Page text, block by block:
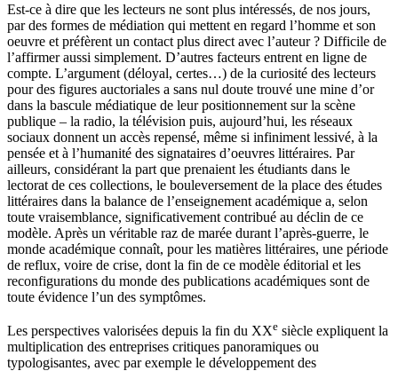
Est-ce à dire que les lecteurs ne sont plus intéressés, de nos jours,
par des formes de médiation qui mettent en regard l’homme et son
oeuvre et préfèrent un contact plus direct avec l’auteur ? Difficile de
l’affirmer aussi simplement. D’autres facteurs entrent en ligne de
compte. L’argument (déloyal, certes…) de la curiosité des lecteurs
pour des figures auctoriales a sans nul doute trouvé une mine d’or
dans la bascule médiatique de leur positionnement sur la scène
publique – la radio, la télévision puis, aujourd’hui, les réseaux
sociaux donnent un accès repensé, même si infiniment lessivé, à la
pensée et à l’humanité des signataires d’oeuvres littéraires. Par
ailleurs, considérant la part que prenaient les étudiants dans le
lectorat de ces collections, le bouleversement de la place des études
littéraires dans la balance de l’enseignement académique a, selon
toute vraisemblance, significativement contribué au déclin de ce
modèle. Après un véritable raz de marée durant l’après-guerre, le
monde académique connaît, pour les matières littéraires, une période
de reflux, voire de crise, dont la fin de ce modèle éditorial et les
reconfigurations du monde des publications académiques sont de
toute évidence l’un des symptômes.
Les perspectives valorisées depuis la fin du XXe siècle expliquent la
multiplication des entreprises critiques panoramiques ou
typologisantes, avec par exemple le développement des